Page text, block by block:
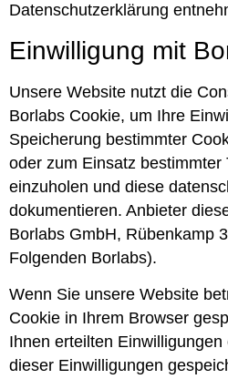
Datenschutzerklärung
Einwilligung mit
Unsere Website nutzt die
Borlabs Cookie, um Ihre
Speicherung bestimmter
oder zum Einsatz bestimmter
einzuholen und diese
dokumentieren. Anbieter
Borlabs GmbH, Rübenkamp
Folgenden Borlabs).
Wenn Sie unsere Website
Cookie in Ihrem Browser
Ihnen erteilten
dieser Einwilligungen